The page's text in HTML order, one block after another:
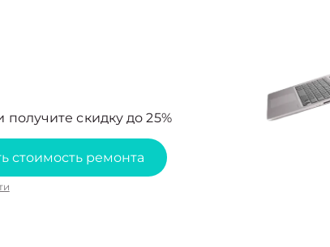
скидку до 25%
стоимость ремонта